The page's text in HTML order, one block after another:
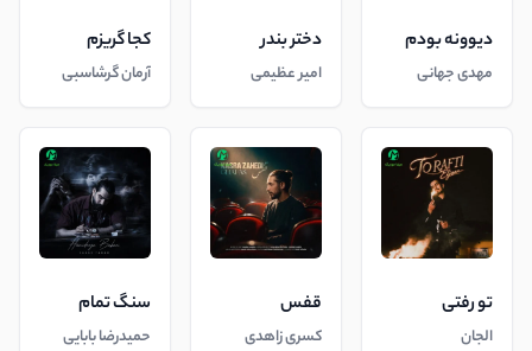
دیوونه بودم
مهدی جهانی
دختر بندر
امیر عظیمی
کجا گریزم
آرمان گرشاسبی
تو رفتی
الجان
قفس
کسری زاهدی
سنگ تمام
حمیدرضا بابایی